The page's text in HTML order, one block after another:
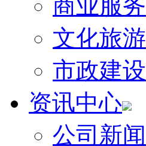
商业服务
文化旅游
市政建设
资讯中心
公司新闻